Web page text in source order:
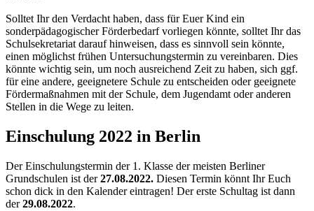
Solltet Ihr den Verdacht haben, dass für Euer Kind ein
sonderpädagogischer Förderbedarf vorliegen könnte, solltet Ihr das
Schulsekretariat darauf hinweisen, dass es sinnvoll sein könnte,
einen möglichst frühen Untersuchungstermin zu vereinbaren. Dies
könnte wichtig sein, um noch ausreichend Zeit zu haben, sich ggf.
für eine andere, geeignetere Schule zu entscheiden oder geeignete
Fördermaßnahmen mit der Schule, dem Jugendamt oder anderen
Stellen in die Wege zu leiten.
Einschulung 2022 in Berlin
Der Einschulungstermin der 1. Klasse der meisten Berliner
Grundschulen ist der27.08.2022. Diesen Termin könnt Ihr Euch
schon dick in den Kalender eintragen! Der erste Schultag ist dann
der29.08.2022.